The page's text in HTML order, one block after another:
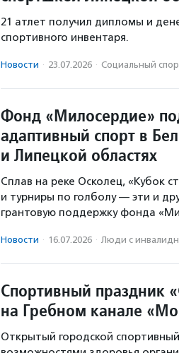
21 атлет получил дипломы и
спортивного инвентаря.
Новости · 23.07.2026 · Социальный
Фонд «Милосердие»
адаптивный спорт в
и Липецкой областях
Сплав на реке Осколец, «Кубок
и турниры по голболу — эти и
грантовую поддержку фонда
Новости · 16.07.2026 · Люди с
Спортивный праздник
на Гребном канале
Открытый городской